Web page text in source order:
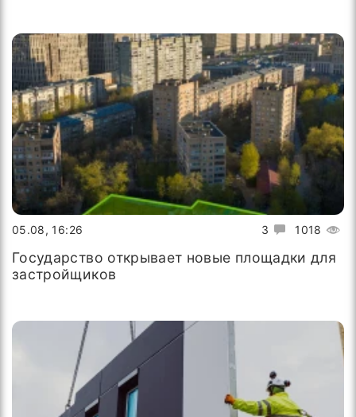
3 1018
05.08, 16:26
Государство открывает новые площадки для
застройщиков